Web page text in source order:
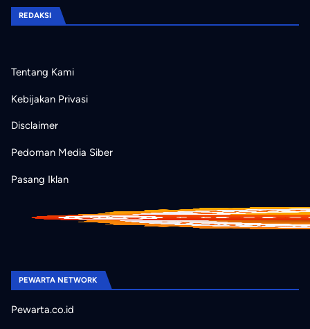
REDAKSI
Tentang Kami
Kebijakan Privasi
Disclaimer
Pedoman Media Siber
Pasang Iklan
PEWARTA NETWORK
Pewarta.co.id